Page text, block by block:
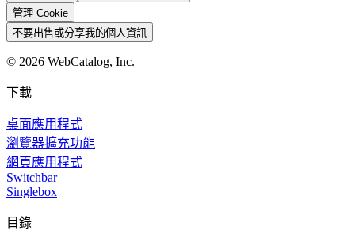
管理 Cookie
不要出售或分享我的個人資訊
© 2026 WebCatalog, Inc.
下載
桌面應用程式
瀏覽器擴充功能
網頁應用程式
Switchbar
Singlebox
目錄